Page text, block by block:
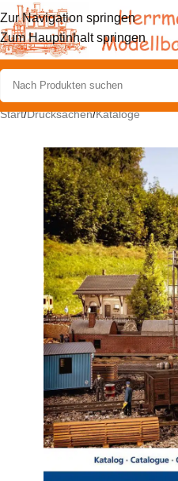
Zur Navigation springen
Zum Hauptinhalt springen
Start/Drucksachen/Kataloge